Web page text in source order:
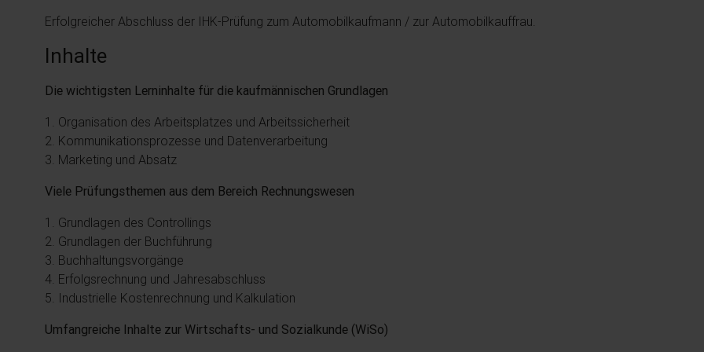
Erfolgreicher Abschluss der IHK-Prüfung zum Automobilkaufmann / zur Automobilkauffrau.
Inhalte
Die wichtigsten Lerninhalte für die kaufmännischen Grundlagen
1. Organisation des Arbeitsplatzes und Arbeitssicherheit
2. Kommunikationsprozesse und Datenverarbeitung
3. Marketing und Absatz
Viele Prüfungsthemen aus dem Bereich Rechnungswesen
1. Grundlagen des Controllings
2. Grundlagen der Buchführung
3. Buchhaltungsvorgänge
4. Erfolgsrechnung und Jahresabschluss
5. Industrielle Kostenrechnung und Kalkulation
Umfangreiche Inhalte zur Wirtschafts- und Sozialkunde (WiSo)